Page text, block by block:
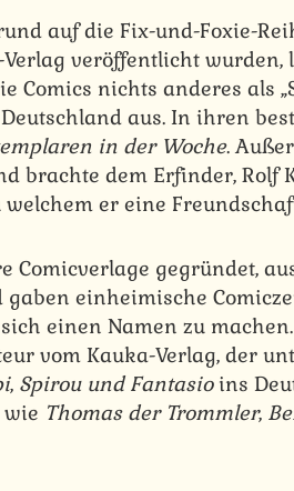
auf die Fix-und-Foxie-
veröffentlicht
Comics nichts anderes als
aus. In ihren
in der Woche.
brachte dem Erfinder, Rolf
er eine
Comicverlage gegründet,
gaben einheimische
einen Namen zu
vom Kauka-Verlag, der
, Spirou und Fantasioins
wie Thomas der Trommler,